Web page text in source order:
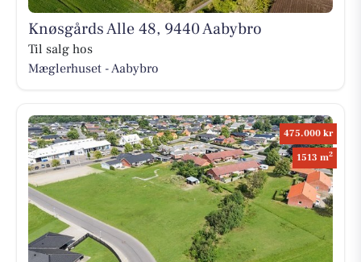
Knøsgårds Alle 48, 9440 Aabybro
Til salg hos
Mæglerhuset - Aabybro
475.000 kr
1513 m2